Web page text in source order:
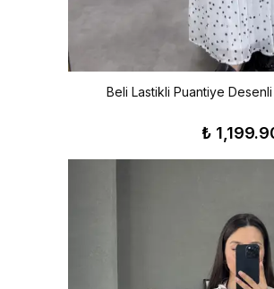
Beli Lastikli Puantiye
₺